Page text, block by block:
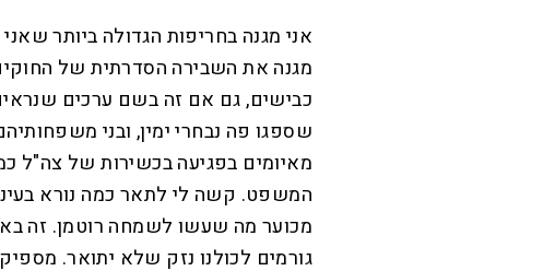
אני מגנה בחריפות הגדולה ביותר
מגנה את השבירה הסדרתית של
כבישים, גם אם זה בשם ערכים
שספגו פה נבחרי ימין, ובני
מאיומים בפגיעה בכשירות של צה"ל
המשפט. קשה לי לתאר כמה נורא
מכוער מה שעשו לשמחה רוטמן. זה
גורמים לכולנו נזק שלא יתואר.